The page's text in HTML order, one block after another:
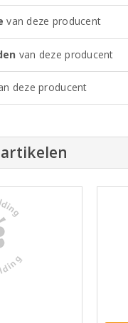
van deze producent
van deze producent
deze producent